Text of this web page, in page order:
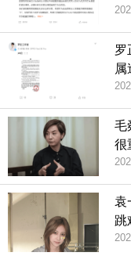
罗
属
毛
很
袁
跳